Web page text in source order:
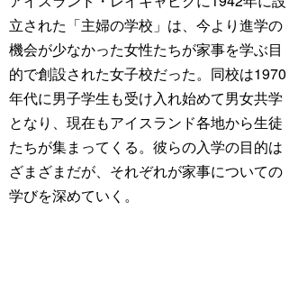
立された「主婦の学校」は、今より進学の
機会が少なかった女性たちが家事を学ぶ目
的で創設された女子校だった。同校は1970
年代に男子学生も受け入れ始めて男女共学
となり、現在もアイスランド各地から生徒
たちが集まってくる。彼らの入学の目的は
ざまざまだが、それぞれが家事についての
学びを深めていく。